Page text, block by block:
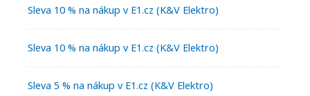
Sleva 10 % na nákup v E1.cz (K&V Elektro)
Sleva 10 % na nákup v E1.cz (K&V Elektro)
Sleva 5 % na nákup v E1.cz (K&V Elektro)